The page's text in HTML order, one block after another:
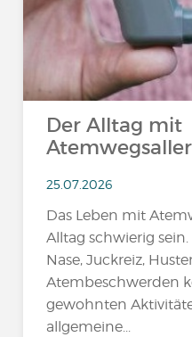
Der Alltag mit
25.07.2026
Das Leben mit
Alltag schwierig
Nase, Juckreiz,
Atembeschwerden
gewohnten
allgemeine...